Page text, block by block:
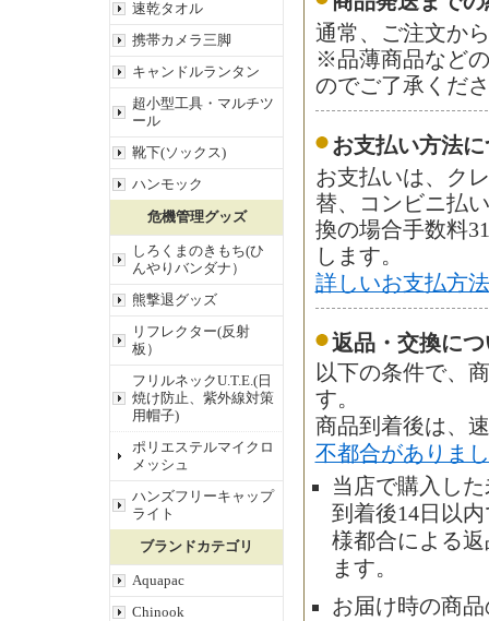
速乾タオル
携帯カメラ三脚
キャンドルランタン
超小型工具・マルチツ
ール
靴下(ソックス)
ハンモック
危機管理グッズ
しろくまのきもち(ひ
んやりバンダナ）
熊撃退グッズ
リフレクター(反射
板）
フリルネックU.T.E.(日
焼け防止、紫外線対策
用帽子)
ポリエステルマイクロ
メッシュ
ハンズフリーキャップ
ライト
ブランドカテゴリ
Aquapac
Chinook
通常、ご注文か
※品薄商品など
のでご了承くだ
お支払い方法
お支払いは、ク
替、コンビニ払
換の場合手数料
します。
詳しいお支払方
返品・交換につ
以下の条件で、
す。
商品到着後は、
不都合がありま
当店で購入し
到着後14日以
様都合による
ます。
お届け時の商